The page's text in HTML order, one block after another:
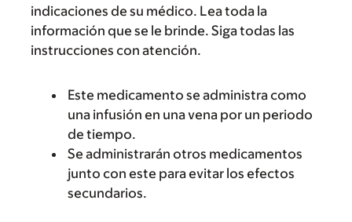
indicaciones de su médico. Lea toda la
información que se le brinde. Siga todas las
instrucciones con atención.
Este medicamento se administra como
una infusión en una vena por un periodo
de tiempo.
Se administrarán otros medicamentos
junto con este para evitar los efectos
secundarios.